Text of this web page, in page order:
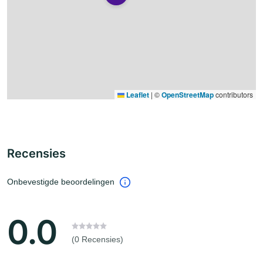
Leaflet | ©OpenStreetMapcontributors
Recensies
Onbevestigde beoordelingen
0.0 (0 Recensies)